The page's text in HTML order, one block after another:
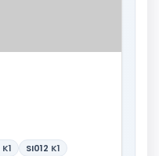
K1 SI012 K1